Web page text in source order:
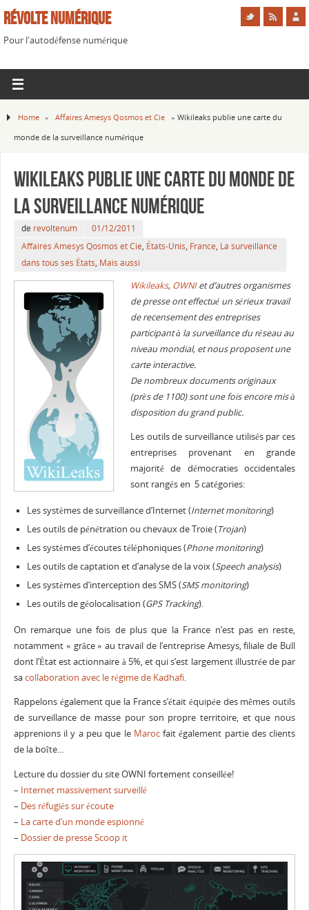
Révolte Numérique
Pour l'autodéfense numérique
Home » Affaires Amesys Qosmos et Cie » Wikileaks publie une carte du
monde de la surveillance numérique
Wikileaks publie une carte du monde de
la surveillance numérique
de revoltenum
01/12/2011
Affaires Amesys Qosmos et Cie, États-Unis, France, La surveillance
dans tous ses États, Mais aussi
Wikileaks, OWNIet d’autres organismes
de presse ont effectué un sérieux travail
de recensement des entreprises
participant à la surveillance du réseau au
niveau mondial, et nous proposent une
carte interactive.
De nombreux documents originaux
(près de 1100) sont une fois encore mis à
disposition du grand public.
Les outils de surveillance utilisés par ces
entreprises provenant en grande
majorité de démocraties occidentales
sont rangés en 5 catégories:
Les systèmes de surveillance d’Internet (Internet monitoring)
Les outils de pénétration ou chevaux de Troie (Trojan)
Les systèmes d’écoutes téléphoniques (Phone monitoring)
Les outils de captation et d’analyse de la voix (Speech analysis)
Les systèmes d’interception des SMS (SMS monitoring)
Les outils de géolocalisation (GPS Tracking).
On remarque une fois de plus que la France n’est pas en reste,
notamment « grâce » au travail de l’entreprise Amesys, filiale de Bull
dont l’État est actionnaire à 5%, et qui s’est largement illustrée de par
sacollaboration avec le régime de Kadhafi.
Rappelons également que la France s’était équipée des mêmes outils
de surveillance de masse pour son propre territoire, et que nous
apprenions il y a peu que le Marocfait également partie des clients
de la boîte…
Lecture du dossier du site OWNI fortement conseillée!
– Internet massivement surveillé
– Des réfugiés sur écoute
– La carte d’un monde espionné
– Dossier de presse Scoop it